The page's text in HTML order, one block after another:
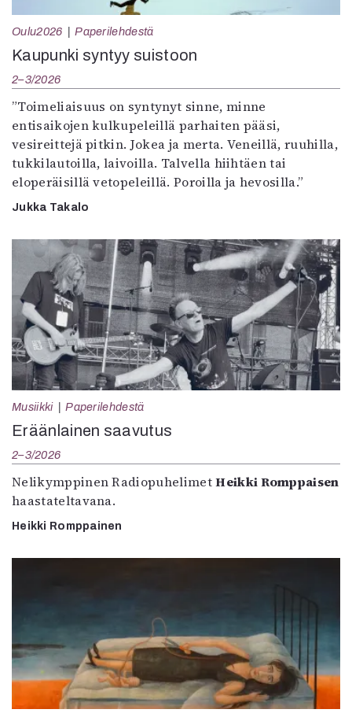
Oulu2026 Paperilehdestä
Kaupunki syntyy suistoon
2–3/2026
”Toimeliaisuus on syntynyt sinne, minne
entisaikojen kulkupeleillä parhaiten pääsi,
vesireittejä pitkin. Jokea ja merta. Veneillä, ruuhilla,
tukkilautoilla, laivoilla. Talvella hiihtäen tai
eloperäisillä vetopeleillä. Poroilla ja hevosilla.”
Jukka Takalo
Musiikki Paperilehdestä
Eräänlainen saavutus
2–3/2026
Nelikymppinen RadiopuhelimetHeikki Romppaisen
haastateltavana.
Heikki Romppainen